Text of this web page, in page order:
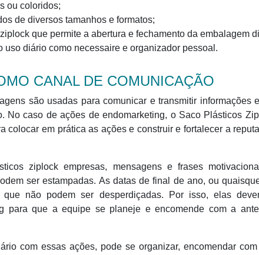
ou coloridos;
de diversos tamanhos e formatos;
que permite a abertura e fechamento da embalagem
uso diário como necessaire e organizador pessoal.
CANAL DE COMUNICAÇÃO
são usadas para comunicar e transmitir informações
No caso de ações de endomarketing, o Saco Plásticos
colocar em prática as ações e construir e fortalecer a
ziplock empresas, mensagens e frases
ser estampadas. As datas de final de ano, ou
que não podem ser desperdiçadas. Por isso, elas
para que a equipe se planeje e encomende com a
com essas ações, pode se organizar, encomendar